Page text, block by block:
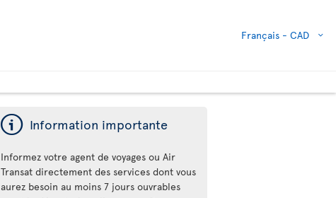
Français - CAD
ý Information importante
Informez votre agent de voyages ou Air
Transat directement des services dont vous
aurez besoin au moins 7 jours ouvrables